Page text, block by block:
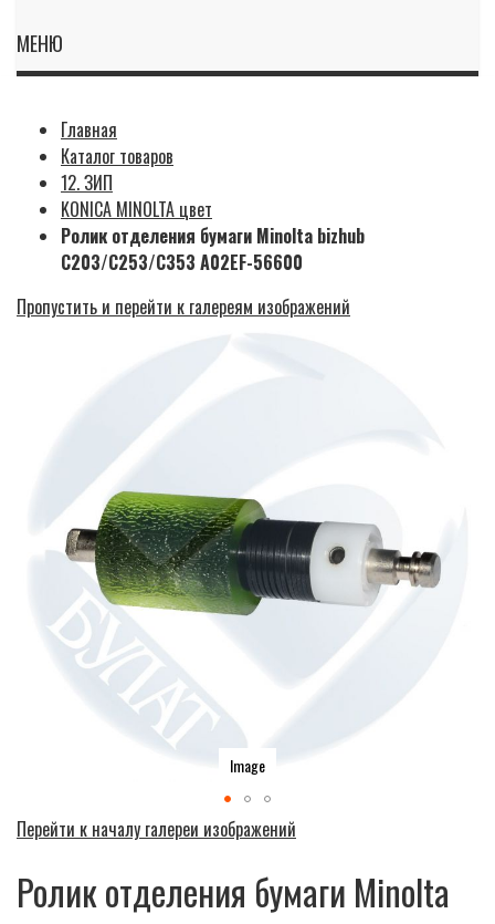
МЕНЮ
Главная
Каталог товаров
12. ЗИП
KONICA MINOLTA цвет
Ролик отделения бумаги Minolta bizhub
C203/C253/C353 A02EF-56600
Пропустить и перейти к галереям изображений
Image
Перейти к началу галереи изображений
Ролик отделения бумаги Minolta